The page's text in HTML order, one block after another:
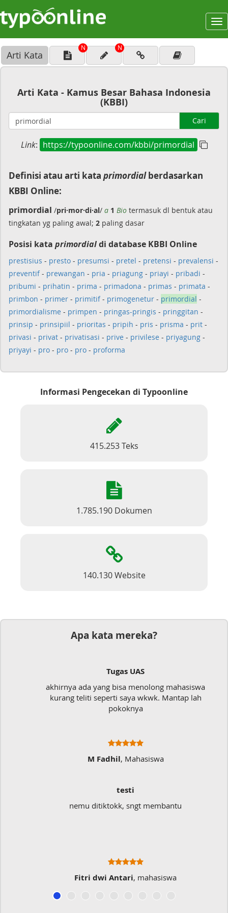
Arti Kata
N N
Arti Kata - Kamus Besar Bahasa Indonesia
(KBBI)
Cari
Link: https://typoonline.com/kbbi/primordial
Definisi atau arti kata primordialberdasarkan
KBBI Online:
primordial /pri·mor·di·al/ a 1 Bio termasuk dl bentuk atau
tingkatan yg paling awal; 2 paling dasar
Posisi kata primordialdi database KBBI Online
prestisius - presto - presumsi - pretel - pretensi - prevalensi -
preventif- prewangan - pria - priagung - priayi - pribadi -
pribumi - prihatin - prima - primadona - primas - primata -
primbon - primer - primitif- primogenetur - primordial -
primordialisme - primpen - pringas-pringis - pringgitan -
prinsip - prinsipiil - prioritas - pripih - pris - prisma - prit -
privasi - privat - privatisasi - prive - privilese - priyagung -
priyayi - pro - pro - pro - proforma
Informasi Pengecekan di Typoonline
415.253 Teks
1.785.190 Dokumen
140.130 Website
Apa kata mereka?
Tugas UAS
akhirnya ada yang bisa menolong mahasiswa
kurang teliti seperti saya wkwk. Mantap lah
pokoknya
M Fadhil, Mahasiswa
testi
nemu ditiktokk, sngt membantu
Fitri dwi Antari, mahasiswa